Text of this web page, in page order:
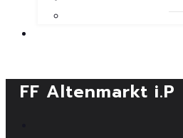
FF Altenmarkt i.P